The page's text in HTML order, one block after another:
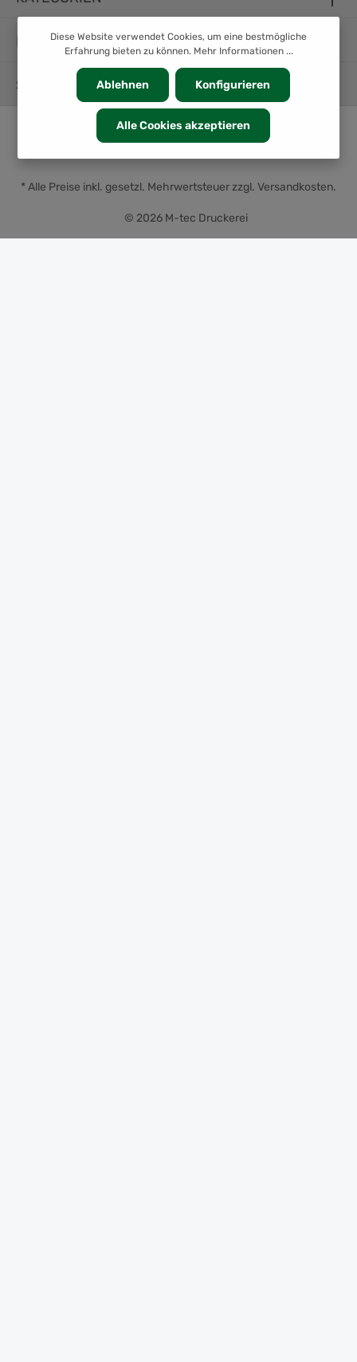
INFORMATION
SERVICE
© 2026 M-tec Druckerei
* Alle Preise inkl. gesetzl. Mehrwertsteuer zzgl. Versandkosten.
Diese Website verwendet Cookies, um eine bestmögliche
Erfahrung bieten zu können. Mehr Informationen ...
Ablehnen Konfigurieren
Alle Cookies akzeptieren